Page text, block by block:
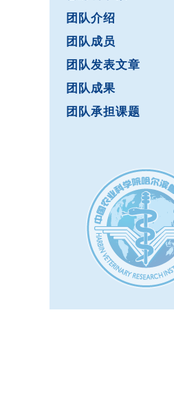
团队介绍
团队成员
团队发表文章
团队成果
团队承担课题